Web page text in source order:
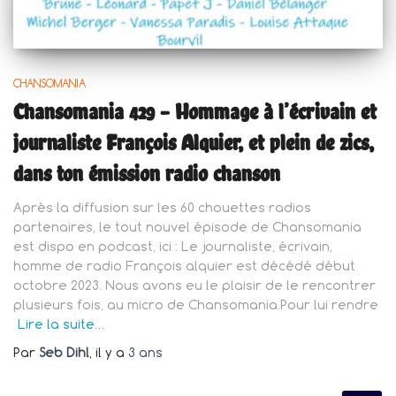
CHANSOMANIA
Chansomania 429 – Hommage à l’écrivain et
journaliste François Alquier, et plein de zics,
dans ton émission radio chanson
Après la diffusion sur les 60 chouettes radios
partenaires, le tout nouvel épisode de Chansomania
est dispo en podcast, ici : Le journaliste, écrivain,
homme de radio François alquier est décédé début
octobre 2023. Nous avons eu le plaisir de le rencontrer
plusieurs fois, au micro de Chansomania.Pour lui rendre
Lire la suite…
Par Seb Dihl, il y a 3 ans